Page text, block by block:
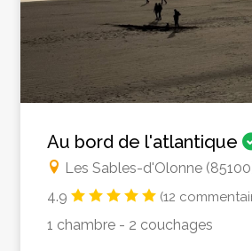
Au bord de l'atlantique
Les Sables-d'Olonne
4.9
(12
1 chambre - 2 couchages